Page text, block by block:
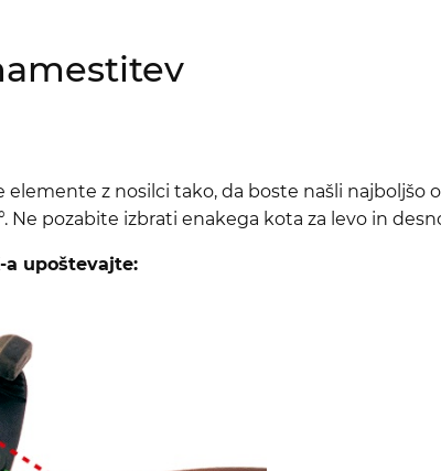
z nosilci tako, da boste našli najboljšo
Ne pozabite izbrati enakega kota za levo in
a upoštevajte: